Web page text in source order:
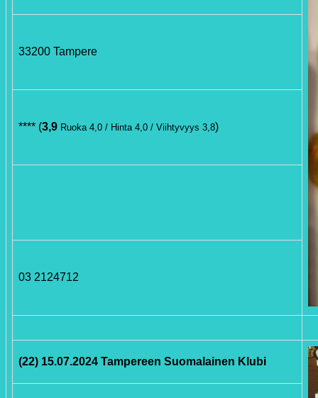
33200 Tampere
**** (3,9 Ruoka 4,0 / Hinta 4,0 / Viihtyvyys 3,8)
03 2124712
(22) 15.07.2024 Tampereen Suomalainen Klubi